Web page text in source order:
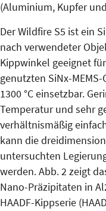
(Aluminium, Kupfer
Der Wildfire S5 ist ein
nach ver­wendeter
Kippwinkel geeignet
genutzten SiNx-
1300 °C einsetzbar.
Temperatur und sehr
verhältnismäßig
kann die
untersuchten
werden. Abb. 2 zeigt
Nano-Präzipitaten in
HAADF-Kippserie